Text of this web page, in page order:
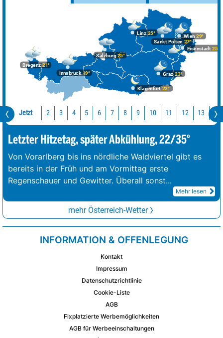
Bregenz21°
Graz23°
Innsbruck19°
Klagenfurt 23°
Linz25°
Salzburg25°
Wien 29°
Eisenstadt 25°
Sankt Pölten 27°
Jetzt 2 3 4 5 6 7 8 9 10 11 12 13 14
Letzter Hitzetag, später Abkühlung, 22/35°
Von Vorarlberg bis ins nördliche Waldviertel gibt es
bereits in der Früh und am Vormittag erste
Regenschauer und Gewitter. Überall sonst...
Mehr lesen
mehr Österreich-Wetter
INFORMATION & OFFENLEGUNG
Kontakt
Impressum
Datenschutzrichtlinie
Cookie-Liste
AGB
Fixplatzierte Werbemöglichkeiten
AGB für Werbeeinschaltungen